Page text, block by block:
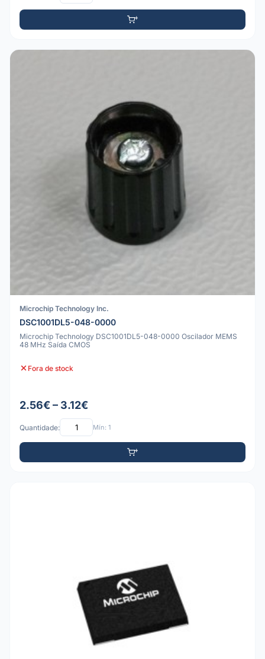
Microchip Technology Inc.
DSC1001DL5-048-0000
Microchip Technology DSC1001DL5-048-0000 Oscilador MEMS
48 MHz Saída CMOS
Fora de stock
2.56€ – 3.12€
Quantidade: Mín: 1